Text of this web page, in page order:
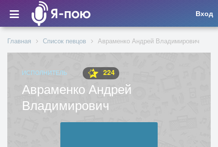
Вход
Главная Список певцов Авраменко Андрей Владимирович
ИСПОЛНИТЕЛЬ 224
Авраменко Андрей
Владимирович